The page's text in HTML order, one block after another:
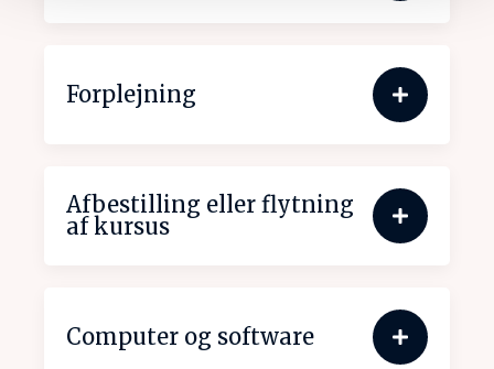
Forplejning
Afbestilling eller flytning
af kursus
Computer og software